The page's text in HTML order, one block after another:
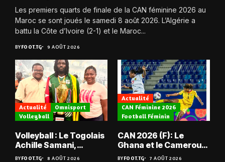
Les premiers quarts de finale de la CAN féminine 2026 au
Maroc se sont joués le samedi 8 août 2026. L’Algérie a
battu la Côte d’Ivoire (2-1) et le Maroc...
BYFOOT.TG 9 AOÛT 2026
Actualité
Omnisport
Volleyball
Volleyball : Le Togolais
Achille Samani,
champion du Bénin !
BYFOOT.TG 8 AOÛT 2026
Actualité
CAN Féminine 2026
Football Féminin
CAN 2026 (F): Le
Ghana et le Cameroun
en quarts
BYFOOT.TG 7 AOÛT 2026